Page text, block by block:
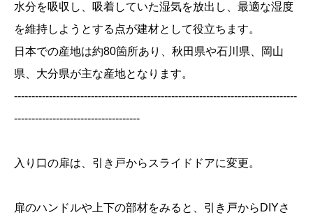
水分を吸収し、吸着していた湿気を放出し、最適な湿度
を維持しようとする点が建材として役立ちます。
日本での産地は約80箇所あり、秋田県や石川県、岡山
県、大分県が主な産地となります。
---------------------------------------------------------------------------------
------------------------------------
入り口の扉は、引き戸からスライドドアに変更。
扉のハンドルや上下の部材をみると、引き戸からDIYさ